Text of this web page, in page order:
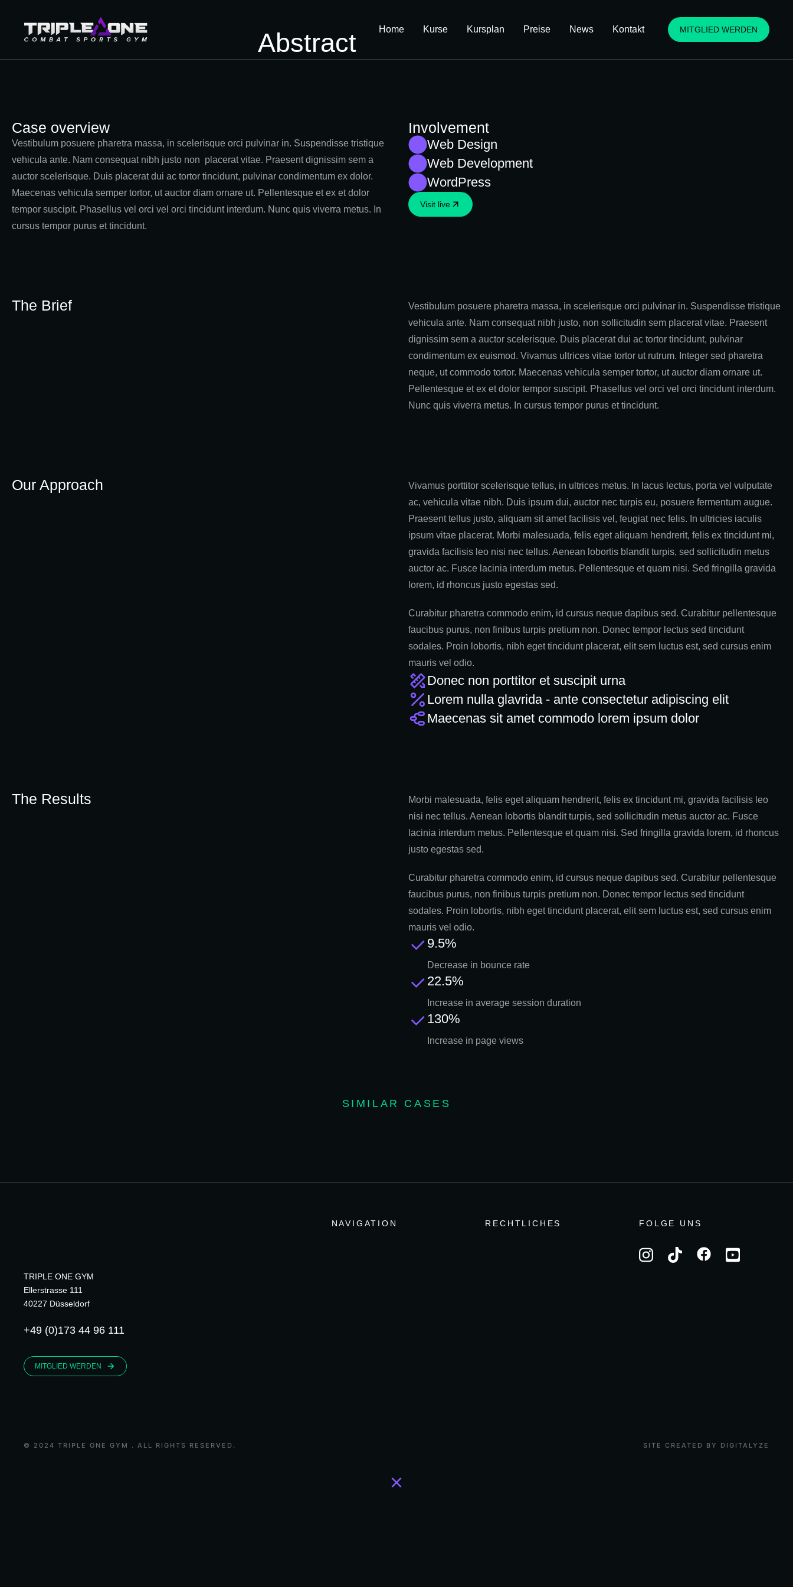
Home Kurse Kursplan Preise News Kontakt MITGLIED WERDEN
Abstract
Case overview
Vestibulum posuere pharetra massa, in scelerisque orci pulvinar in. Suspendisse tristique
vehicula ante. Nam consequat nibh justo non placerat vitae. Praesent dignissim sem a
auctor scelerisque. Duis placerat dui ac tortor tincidunt, pulvinar condimentum ex dolor.
Maecenas vehicula semper tortor, ut auctor diam ornare ut. Pellentesque et ex et dolor
tempor suscipit. Phasellus vel orci vel orci tincidunt interdum. Nunc quis viverra metus. In
cursus tempor purus et tincidunt.
Involvement
Web Design
Web Development
WordPress
Visit live
The Brief
Vestibulum posuere pharetra massa, in scelerisque orci pulvinar in. Suspendisse tristique
vehicula ante. Nam consequat nibh justo, non sollicitudin sem placerat vitae. Praesent
dignissim sem a auctor scelerisque. Duis placerat dui ac tortor tincidunt, pulvinar
condimentum ex euismod. Vivamus ultrices vitae tortor ut rutrum. Integer sed pharetra
neque, ut commodo tortor. Maecenas vehicula semper tortor, ut auctor diam ornare ut.
Pellentesque et ex et dolor tempor suscipit. Phasellus vel orci vel orci tincidunt interdum.
Nunc quis viverra metus. In cursus tempor purus et tincidunt.
Our Approach
Vivamus porttitor scelerisque tellus, in ultrices metus. In lacus lectus, porta vel vulputate
ac, vehicula vitae nibh. Duis ipsum dui, auctor nec turpis eu, posuere fermentum augue.
Praesent tellus justo, aliquam sit amet facilisis vel, feugiat nec felis. In ultricies iaculis
ipsum vitae placerat. Morbi malesuada, felis eget aliquam hendrerit, felis ex tincidunt mi,
gravida facilisis leo nisi nec tellus. Aenean lobortis blandit turpis, sed sollicitudin metus
auctor ac. Fusce lacinia interdum metus. Pellentesque et quam nisi. Sed fringilla gravida
lorem, id rhoncus justo egestas sed.
Curabitur pharetra commodo enim, id cursus neque dapibus sed. Curabitur pellentesque
faucibus purus, non finibus turpis pretium non. Donec tempor lectus sed tincidunt
sodales. Proin lobortis, nibh eget tincidunt placerat, elit sem luctus est, sed cursus enim
mauris vel odio.
Donec non porttitor et suscipit urna
Lorem nulla glavrida - ante consectetur adipiscing elit
Maecenas sit amet commodo lorem ipsum dolor
The Results
Morbi malesuada, felis eget aliquam hendrerit, felis ex tincidunt mi, gravida facilisis leo
nisi nec tellus. Aenean lobortis blandit turpis, sed sollicitudin metus auctor ac. Fusce
lacinia interdum metus. Pellentesque et quam nisi. Sed fringilla gravida lorem, id rhoncus
justo egestas sed.
Curabitur pharetra commodo enim, id cursus neque dapibus sed. Curabitur pellentesque
faucibus purus, non finibus turpis pretium non. Donec tempor lectus sed tincidunt
sodales. Proin lobortis, nibh eget tincidunt placerat, elit sem luctus est, sed cursus enim
mauris vel odio.
9.5%
Decrease in bounce rate
22.5%
Increase in average session duration
130%
Increase in page views
SIMILAR CASES
TRIPLE ONE GYM
Ellerstrasse 111
40227 Düsseldorf
+49 (0)173 44 96 111
MITGLIED WERDEN
NAVIGATION RECHTLICHES FOLGE UNS
© 2024 TRIPLE ONE GYM . ALL RIGHTS RESERVED. SITE CREATED BY DIGITALYZE